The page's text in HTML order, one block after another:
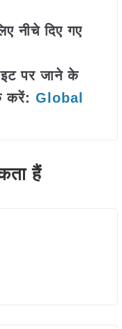
नीचे दिए गए
पर जाने के
करें: Global
हैं